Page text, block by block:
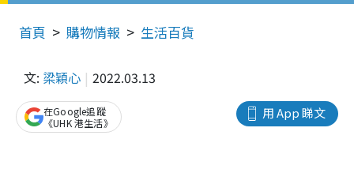
首頁 購物情報 生活百貨
文: 梁穎心 2022.03.13
用 App 睇文
在Google追蹤
《UHK 港生活》